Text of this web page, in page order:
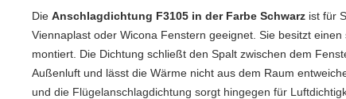
Die Anschlagdichtung F3105 in der Farbe Schwarz ist für
Viennaplast oder Wicona Fenstern geeignet. Sie besitzt
montiert. Die Dichtung schließt den Spalt zwischen dem
Außenluft und lässt die Wärme nicht aus dem Raum
und die Flügelanschlagdichtung sorgt hingegen für